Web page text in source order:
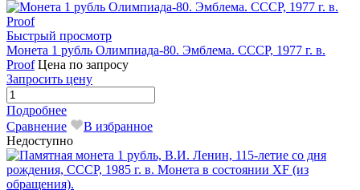
Быстрый просмотр
Монета 1 рубль Олимпиада-80. Эмблема. СССР, 1977 г. в.
Proof Цена по запросу
Запросить цену
Подробнее
Сравнение
В избранное
Недоступно